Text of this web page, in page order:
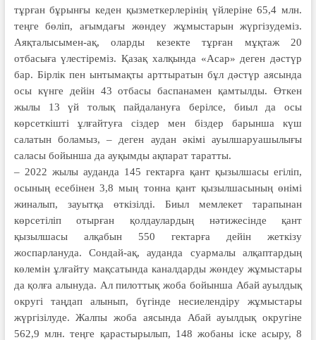
тұрған бұрынғы кеден қызметкерлерінің үйлеріне 65,4 млн.
теңге бөліп, ағымдағы жөндеу жұмыстарын жүргізудеміз.
Аяқталысымен-ақ, оларды кезекте тұрған мұқтаж 20
отбасыға үлестіреміз. Қазақ халқында «Асар» деген дәстүр
бар. Бірлік пен ынтымақты арттыратын бұл дәстүр аясында
осы күнге дейін 43 отбасы баспанамен қамтылды. Өткен
жылы 13 үй толық пайдалануға берілсе, биыл да осы
көрсеткішті ұлғайтуға сіздер мен біздер барынша күш
салатын боламыз, – деген аудан әкімі ауылшаруашылығы
саласы бойын­ша да ауқымды ақпарат таратты.
– 2022 жылы ауданда 145 гектарға қант қызылшасы егіліп,
осының есебінен 3,8 мың тонна қант қызылшасының өнімі
жиналып, зауытқа өткізілді. Биыл мемлекет тарапынан
көрсетіліп отырған қолдаулардың нәтижесінде қант
қызылшасы алқабын 550 гектарға дейін жеткізу
жоспарлануда. Сондай-ақ, ауданда суармалы алқаптардың
көлемін ұлғайту мақсатында каналдарды жөндеу жұмыстары
да қолға алынуда. Ал пилоттық жоба бойынша Абай ауылдық
округі таңдап алынып, бүгінде несиелендіру жұмыстары
жүргізілуде. Жалпы жоба аясында Абай ауылдық округіне
562,9 млн. теңге қарастырылып, 148 жобаны іске асыру, 8